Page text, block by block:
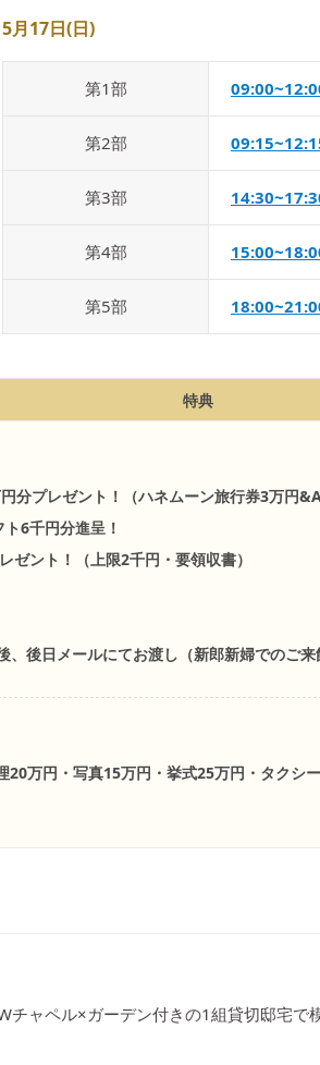
5月17日(日)
第1部
第2部
第3部
第4部
第5部
特典
分プレゼント！（ハネムーン旅行券3万円
6千円分進呈！
ント！（上限2千円・要領収書）
後日メールにてお渡し（新郎新婦でのご来
万円・写真15万円・挙式25万円・タクシ
ャペル×ガーデン付きの1組貸切邸宅で